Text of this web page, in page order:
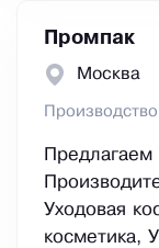
Промпак
Москва
Уходовая
косметика,